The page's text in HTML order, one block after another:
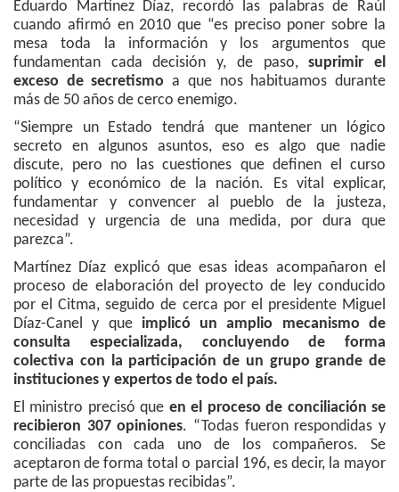
Eduardo Martínez Díaz, recordó las palabras de Raúl
cuando afirmó en 2010 que “es preciso poner sobre la
mesa toda la información y los argumentos que
fundamentan cada decisión y, de paso,suprimir el
exceso de secretismo a que nos habituamos durante
más de 50 años de cerco enemigo.
“Siempre un Estado tendrá que mantener un lógico
secreto en algunos asuntos, eso es algo que nadie
discute, pero no las cuestiones que definen el curso
político y económico de la nación. Es vital explicar,
fundamentar y convencer al pueblo de la justeza,
necesidad y urgencia de una medida, por dura que
parezca”.
Martínez Díaz explicó que esas ideas acompañaron el
proceso de elaboración del proyecto de ley conducido
por el Citma, seguido de cerca por el presidente Miguel
Díaz-Canel y que implicó un amplio mecanismo de
consulta especializada, concluyendo de forma
colectiva con la participación de un grupo grande de
instituciones y expertos de todo el país.
El ministro precisó que en el proceso de conciliación se
recibieron 307 opiniones. “Todas fueron respondidas y
conciliadas con cada uno de los compañeros. Se
aceptaron de forma total o parcial 196, es decir, la mayor
parte de las propuestas recibidas”.